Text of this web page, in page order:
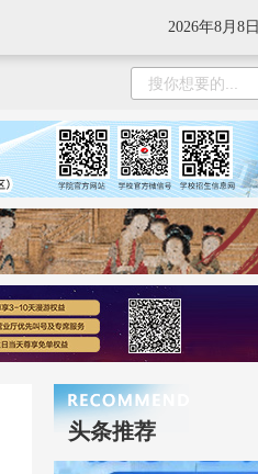
2026年8月8日
头条推荐